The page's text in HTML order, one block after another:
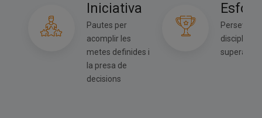
Iniciativa
Pautes per
acomplir les
metes definides i
la presa de
decisions
Esforç
disciplina i
superació